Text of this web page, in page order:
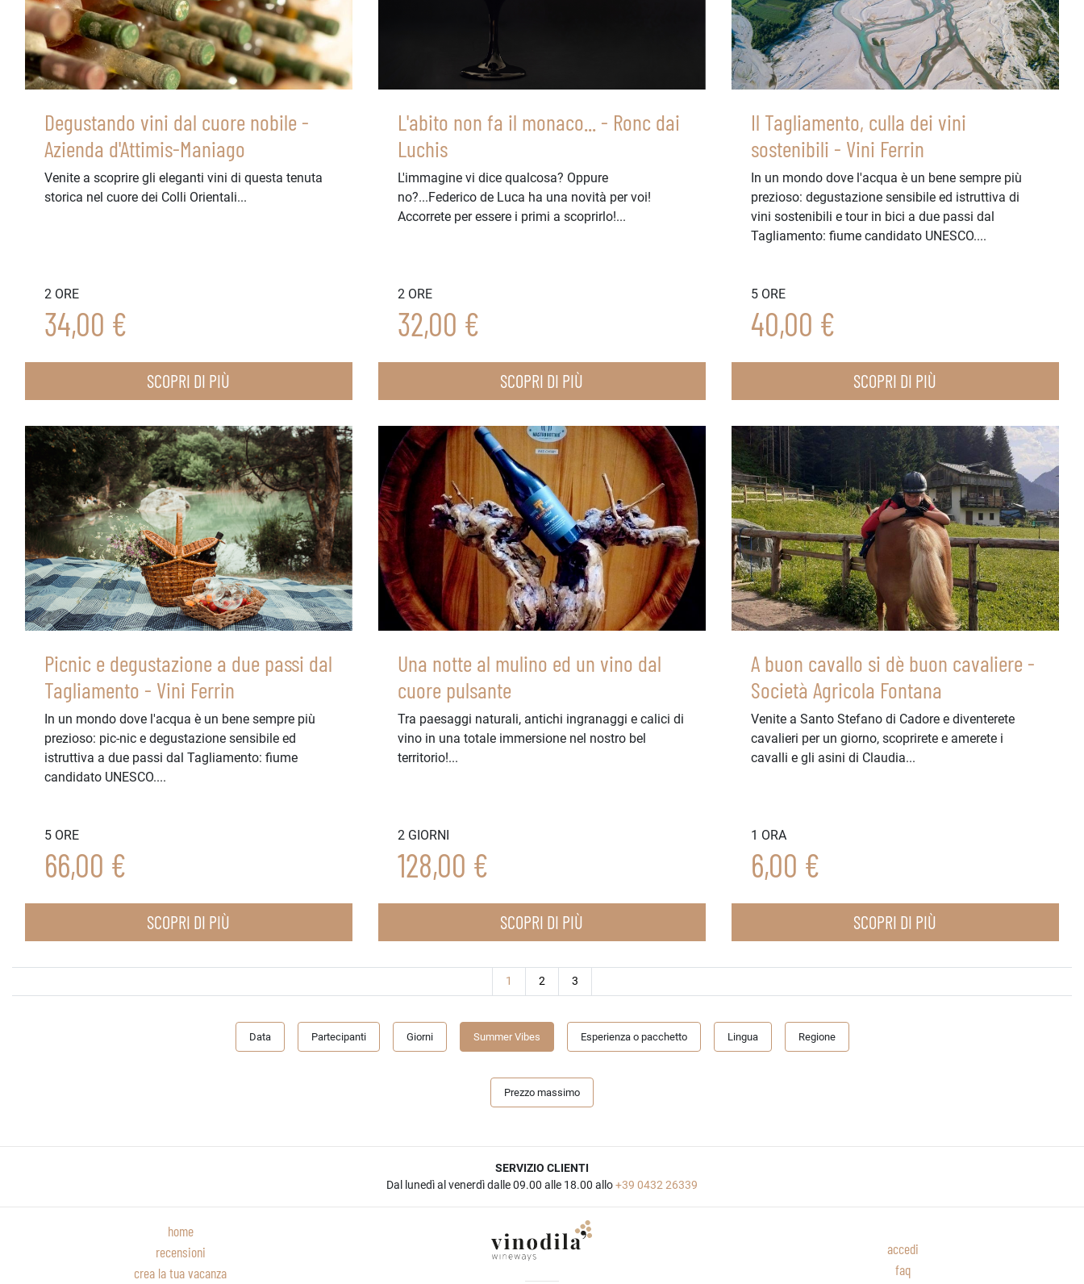
Degustando vini dal cuore nobile -
Azienda d'Attimis-Maniago
Venite a scoprire gli eleganti vini di questa tenuta
storica nel cuore dei Colli Orientali...
2 ORE
34,00 €
SCOPRI DI PIÙ
L'abito non fa il monaco... - Ronc dai
Luchis
L'immagine vi dice qualcosa? Oppure
no?...Federico de Luca ha una novità per voi!
Accorrete per essere i primi a scoprirlo!...
2 ORE
32,00 €
SCOPRI DI PIÙ
Il Tagliamento, culla dei vini
sostenibili - Vini Ferrin
In un mondo dove l'acqua è un bene sempre più
prezioso: degustazione sensibile ed istruttiva di
vini sostenibili e tour in bici a due passi dal
Tagliamento: fiume candidato UNESCO....
5 ORE
40,00 €
SCOPRI DI PIÙ
Picnic e degustazione a due passi dal
Tagliamento - Vini Ferrin
In un mondo dove l'acqua è un bene sempre più
prezioso: pic-nic e degustazione sensibile ed
istruttiva a due passi dal Tagliamento: fiume
candidato UNESCO....
5 ORE
66,00 €
SCOPRI DI PIÙ
Una notte al mulino ed un vino dal
cuore pulsante
Tra paesaggi naturali, antichi ingranaggi e calici di
vino in una totale immersione nel nostro bel
territorio!...
2 GIORNI
128,00 €
SCOPRI DI PIÙ
A buon cavallo si dè buon cavaliere -
Società Agricola Fontana
Venite a Santo Stefano di Cadore e diventerete
cavalieri per un giorno, scoprirete e amerete i
cavalli e gli asini di Claudia...
1 ORA
6,00 €
SCOPRI DI PIÙ
1 (current)
2 3
Data Partecipanti Giorni Summer Vibes Esperienza o pacchetto Lingua Regione
Prezzo massimo
SERVIZIO CLIENTI
Dal lunedì al venerdì dalle 09.00 alle 18.00 allo+39 0432 26339
home
recensioni
crea la tua vacanza
accedi
faq